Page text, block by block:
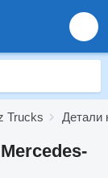
Trucks Детали